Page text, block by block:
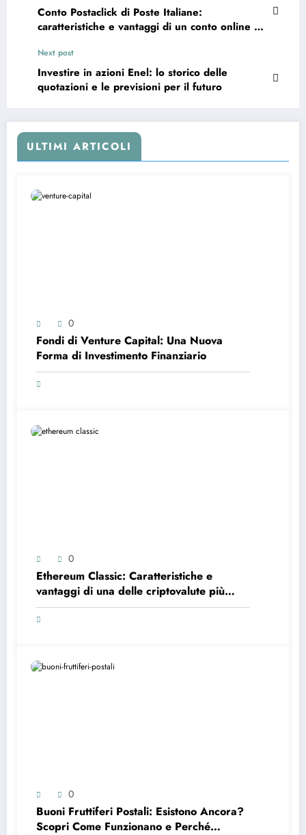
Conto Postaclick di Poste Italiane:
caratteristiche e vantaggi di un conto online a
Next post
Investire in azioni Enel: lo storico delle
quotazioni e le previsioni per il futuro
ULTIMI ARTICOLI
0
Fondi di Venture Capital: Una Nuova
Forma di Investimento Finanziario
0
Ethereum Classic: Caratteristiche e
vantaggi di una delle criptovalute più
scambiate al mondo
0
Buoni Fruttiferi Postali: Esistono Ancora?
Scopri Come Funzionano e Perché